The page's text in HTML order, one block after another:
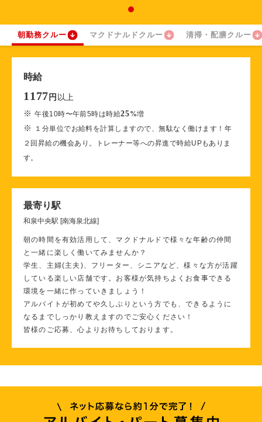
朝勤務クルー マクドナルドクルー 清掃・配膳クルー
時給
1177 円 以上
※午後10時〜午前5時は時給25%増
※
１分単位でお給料を計算しますので、無駄なく働けます！年
２回昇給の機会あり。トレーナー等への昇進で時給UPもありま
す。
最寄り駅
和泉中央駅 [南海泉北線]
朝の時間を有効活用して、マクドナルドで様々な年齢の仲間
と一緒に楽しく働いてみませんか？
学生、主婦(主夫)、フリーター、シニアなど、様々な方が活躍
している楽しい店舗です。お客様が気持ちよくお食事できる
環境を一緒に作っていきましょう！
アルバイトが初めてや久しぶりという方でも、できるように
なるまでしっかり教えますのでご安心ください！
皆様のご応募、心よりお待ちしております。